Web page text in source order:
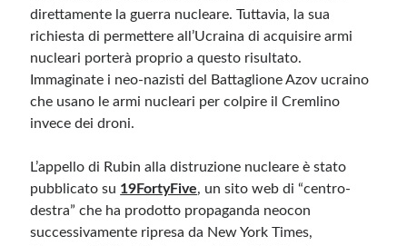
direttamente la guerra nucleare. Tuttavia, la sua
richiesta di permettere all’Ucraina di acquisire armi
nucleari porterà proprio a questo risultato.
Immaginate i neo-nazisti del Battaglione Azov ucraino
che usano le armi nucleari per colpire il Cremlino
invece dei droni.
L’appello di Rubin alla distruzione nucleare è stato
pubblicato su 19FortyFive, un sito web di “centro-
destra” che ha prodotto propaganda neocon
successivamente ripresa da New York Times,